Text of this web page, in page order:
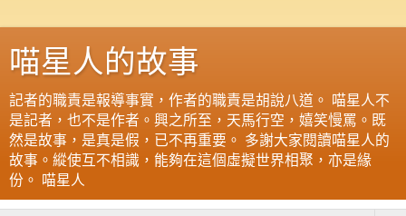
喵星人的故事
記者的職責是報導事實，作者的職責是胡說八道。 喵星人不
是記者，也不是作者。興之所至，天馬行空，嬉笑慢罵。既
然是故事，是真是假，已不再重要。 多謝大家閱讀喵星人的
故事。縱使互不相識，能夠在這個虛擬世界相聚，亦是緣
份。 喵星人